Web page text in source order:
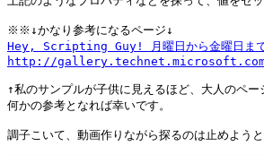
Hey, Scripting Guy! 月曜日から金曜日まで
http://
↑私のサンプルが子供に見えるほど、大人のペ
何かの参考となれば幸いです。